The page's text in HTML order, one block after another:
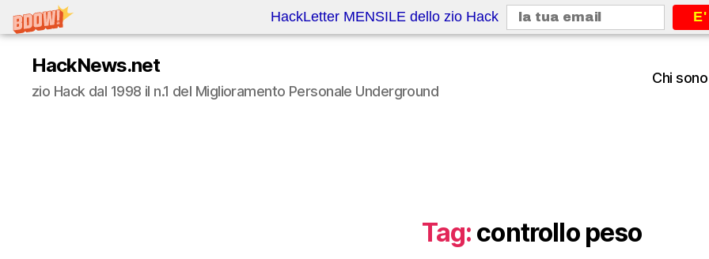
HackLetter MENSILE dello zio Hack
HackNews.net
zio Hack dal 1998 il n.1 del Miglioramento Personale Underground
Chi sono
Tag: controllo peso